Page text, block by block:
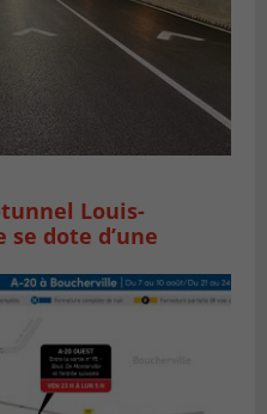
Louis-
dote d’une